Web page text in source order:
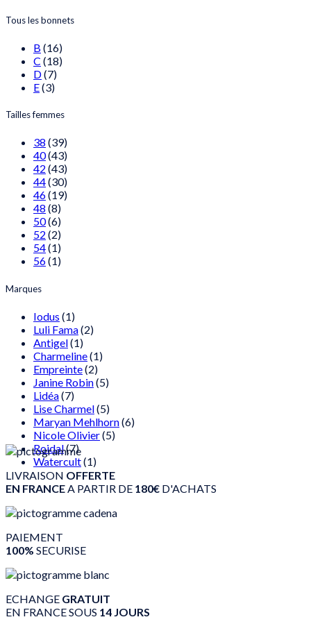
Tous les bonnets
B (16)
C (18)
D(7)
E(3)
Tailles femmes
38 (39)
40(43)
42 (43)
44(30)
46(19)
48 (8)
50(6)
52 (2)
54(1)
56(1)
Marques
Iodus (1)
Luli Fama(2)
Antigel(1)
Charmeline(1)
Empreinte(2)
Janine Robin(5)
Lidéa(7)
Lise Charmel(5)
Maryan Mehlhorn(6)
Nicole Olivier(5)
Roidal(7)
Watercult(1)
LIVRAISON OFFERTE
EN FRANCE A PARTIR DE 180€ D'ACHATS
PAIEMENT
100% SECURISE
ECHANGE GRATUIT
EN FRANCE SOUS 14 JOURS